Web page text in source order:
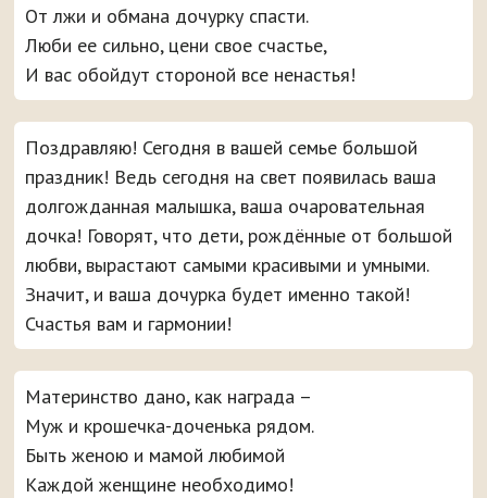
От лжи и обмана дочурку спасти.
Люби ее сильно, цени свое счастье,
И вас обойдут стороной все ненастья!
Поздравляю! Сегодня в вашей семье большой
праздник! Ведь сегодня на свет появилась ваша
долгожданная малышка, ваша очаровательная
дочка! Говорят, что дети, рождённые от большой
любви, вырастают самыми красивыми и умными.
Значит, и ваша дочурка будет именно такой!
Счастья вам и гармонии!
Материнство дано, как награда –
Муж и крошечка-доченька рядом.
Быть женою и мамой любимой
Каждой женщине необходимо!